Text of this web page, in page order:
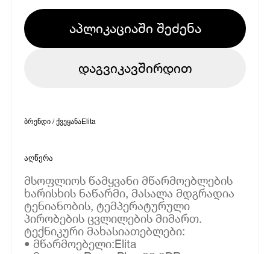
აპლიკაციაში შეძენა
დაგვიკავშირდით
ბრენდი / ქვეყანაElita
აღწერა
მსოფლიოს წამყვანი მწარმოებლების
ხარისხის ნაწარმი, მასალა მდგრადია
ტენიანობის, ტემპერატურული
პირობების ცვლილების მიმართ.
ტექნიკური მახასიათებლები:
• მწარმოებელი:Elita